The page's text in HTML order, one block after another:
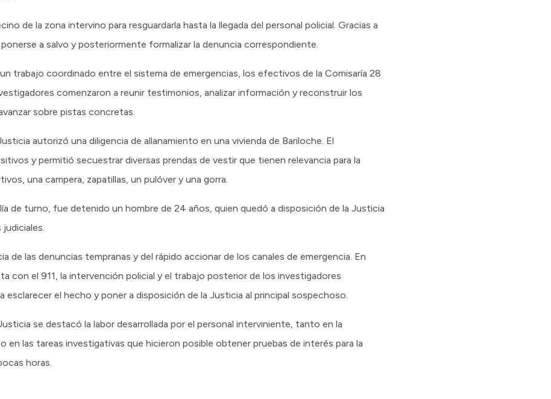
de la zona intervino para resguardarla hasta la llegada del personal policial. Gracias a
a salvo y posteriormente formalizar la denuncia correspondiente.
trabajo coordinado entre el sistema de emergencias, los efectivos de la Comisaría 28
comenzaron a reunir testimonios, analizar información y reconstruir los
sobre pistas concretas.
autorizó una diligencia de allanamiento en una vivienda de Bariloche. El
y permitió secuestrar diversas prendas de vestir que tienen relevancia para la
una campera, zapatillas, un pulóver y una gorra.
de turno, fue detenido un hombre de 24 años, quien quedó a disposición de la Justicia
de las denuncias tempranas y del rápido accionar de los canales de emergencia. En
con el 911, la intervención policial y el trabajo posterior de los investigadores
esclarecer el hecho y poner a disposición de la Justicia al principal sospechoso.
se destacó la labor desarrollada por el personal interviniente, tanto en la
en las tareas investigativas que hicieron posible obtener pruebas de interés para la
horas.